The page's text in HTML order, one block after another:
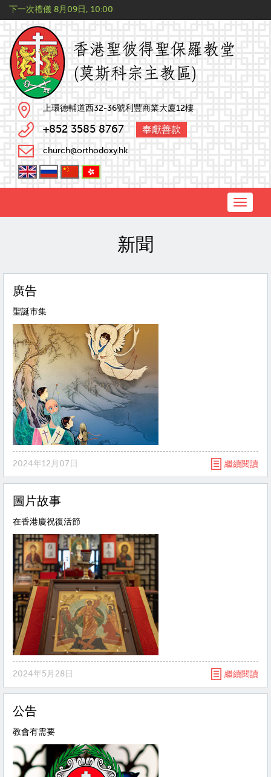
下一次禮儀 8月09日, 10:00
上環德輔道西32-36號利豐商業大廈12樓
+852 3585 8767 奉獻善款
church@orthodoxy.hk
Toggle
新聞
廣告
聖誕市集
2024年12月07日 繼續閱讀
圖片故事
在香港慶祝復活節
2024年5月28日 繼續閱讀
公告
教會有需要